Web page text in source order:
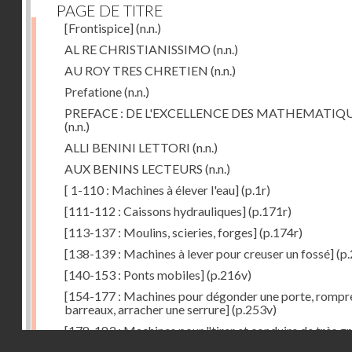
PAGE DE TITRE
[Frontispice](n.n.)
AL RE CHRISTIANISSIMO (n.n.)
AU ROY TRES CHRETIEN (n.n.)
Prefatione(n.n.)
PREFACE : DE L'EXCELLENCE DES
(n.n.)
ALLI BENINI LETTORI (n.n.)
AUX BENINS LECTEURS (n.n.)
[ 1-110 : Machines à élever l'eau](p.1r)
[111-112 : Caissons hydrauliques](p.171r)
[113-137 : Moulins, scieries, forges](p.174r)
[138-139 : Machines à lever pour creuser un fossé]
[140-153 : Ponts mobiles](p.216v)
[154-177 : Machines pour dégonder une porte,
barreaux, arracher une serrure](p.253v)
[178-183 : Machines pour "tirer et conduire de très